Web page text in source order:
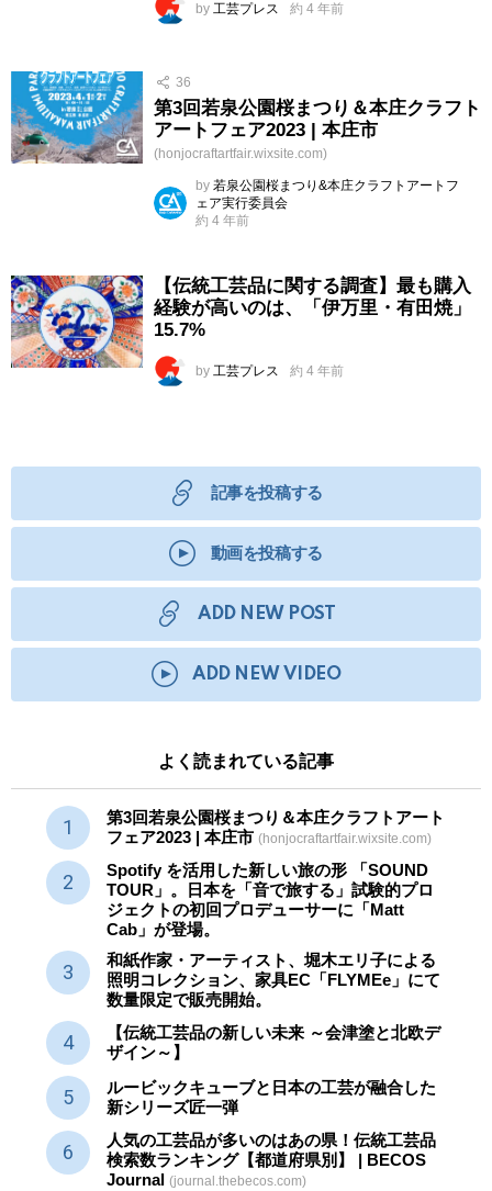
by 工芸プレス 約 4 年前
36
第3回若泉公園桜まつり＆本庄クラフト
アートフェア2023 | 本庄市
(honjocraftartfair.wixsite.com)
by 若泉公園桜まつり&本庄クラフトアートフ
ェア実行委員会
約 4 年前
【伝統工芸品に関する調査】最も購入
経験が高いのは、「伊万里・有田焼」
15.7%
by 工芸プレス 約 4 年前
記事を投稿する
動画を投稿する
ADD NEW POST
ADD NEW VIDEO
よく読まれている記事
第3回若泉公園桜まつり＆本庄クラフトアート
フェア2023 | 本庄市 (honjocraftartfair.wixsite.com)
Spotify を活用した新しい旅の形 「SOUND
TOUR」。日本を「音で旅する」試験的プロ
ジェクトの初回プロデューサーに「Matt
Cab」が登場。
和紙作家・アーティスト、堀木エリ子による
照明コレクション、家具EC「FLYMEe」にて
数量限定で販売開始。
【伝統工芸品の新しい未来 ～会津塗と北欧デ
ザイン～】
ルービックキューブと日本の工芸が融合した
新シリーズ匠一弾
人気の工芸品が多いのはあの県！伝統工芸品
検索数ランキング【都道府県別】 | BECOS
Journal (journal.thebecos.com)